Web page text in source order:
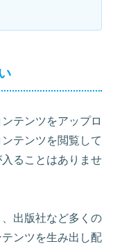
テンツをアップロ
テンツを閲覧して
ることはありませ
出版社など多くの
ンツを生み出し配